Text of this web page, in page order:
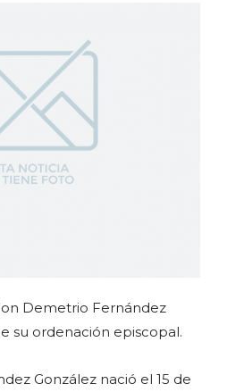
Demetrio Fernández
su ordenación episcopal.
González nació el 15 de